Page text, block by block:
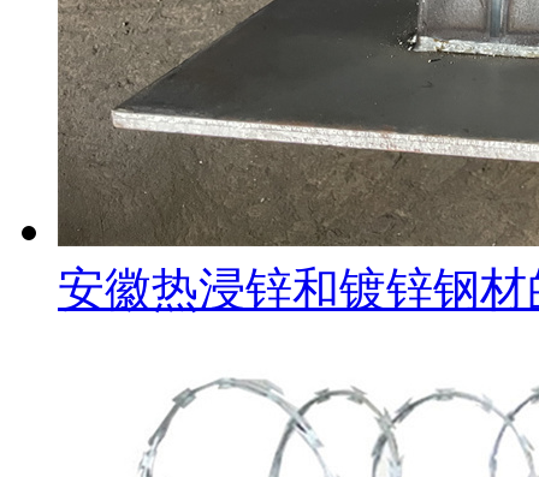
安徽热浸锌和镀锌钢